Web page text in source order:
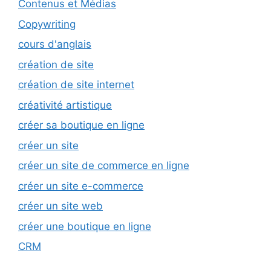
Contenus et Médias
Copywriting
cours d'anglais
création de site
création de site internet
créativité artistique
créer sa boutique en ligne
créer un site
créer un site de commerce en ligne
créer un site e-commerce
créer un site web
créer une boutique en ligne
CRM